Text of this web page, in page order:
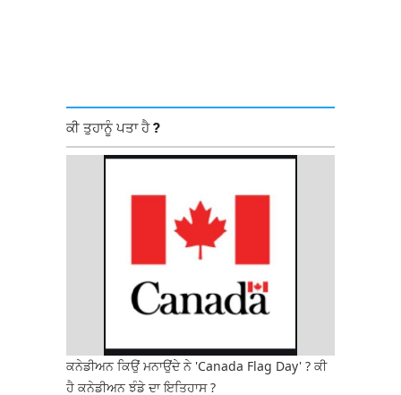
ਕੀ ਤੁਹਾਨੂੰ ਪਤਾ ਹੈ ?
ਕਨੇਡੀਅਨ ਕਿਉਂ ਮਨਾਉਂਦੇ ਨੇ 'Canada Flag Day' ? ਕੀ
ਹੈ ਕਨੇਡੀਅਨ ਝੰਡੇ ਦਾ ਇਤਿਹਾਸ ?